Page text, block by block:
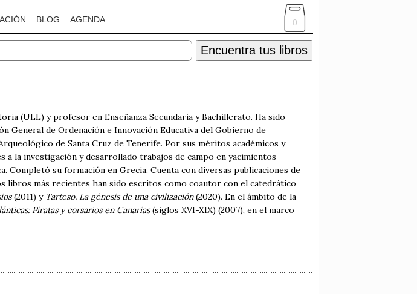
BLOG AGENDA 0
Encuentra tus libros
(ULL) y profesor en Enseñanza Secundaria y Bachillerato. Ha sido
General de Ordenación e Innovación Educativa del Gobierno de
de Santa Cruz de Tenerife. Por sus méritos académicos y
la investigación y desarrollado trabajos de campo en yacimientos
su formación en Grecia. Cuenta con diversas publicaciones de
libros más recientes han sido escritos como coautor con el catedrático
(2011) y Tarteso. La génesis de una civilización(2020). En el ámbito de la
Piratas y corsarios en Canarias(siglos XVI-XIX) (2007), en el marco